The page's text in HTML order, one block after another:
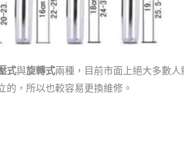
式與旋轉式兩種，目前市面上絕大多數
的，所以也較容易更換維修。